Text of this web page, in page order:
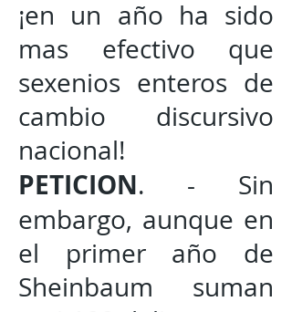
¡en un año ha sido
mas efectivo que
sexenios enteros de
cambio discursivo
nacional!
PETICION. - Sin
embargo, aunque en
el primer año de
Sheinbaum suman